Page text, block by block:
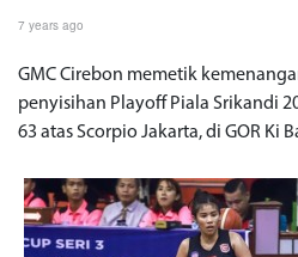
7 years ago
GMC Cirebon memetik
penyisihan Playoff Piala Srikandi
63 atas Scorpio Jakarta, di GOR Ki